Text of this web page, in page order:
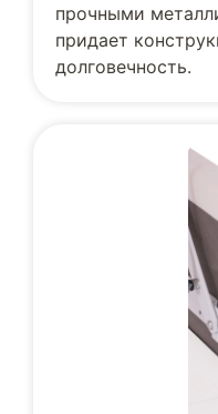
прочными
придает
долговечность.